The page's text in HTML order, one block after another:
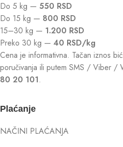
Do 5 kg — 550 RSD
Do 15 kg — 800 RSD
15–30 kg — 1.200 RSD
Preko 30 kg — 40 RSD/kg
Cena je informativna. Tačan iznos
poručivanja ili putem SMS / Viber /
80 20 101.
Plaćanje
NAČINI PLAĆANJA